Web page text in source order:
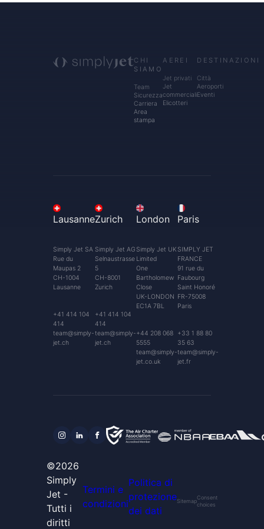
CHI
SIAMO
Team
Sicurezza
Carriera
Area
stampa
AEREI
Jet privati
Jet
commerciali
Elicotteri
DESTINAZIONI
Città
Aeroporti
Eventi
Lausanne
Simply Jet SA
Rue du
Maupas 2
CH-1004
Lausanne
+41 414 104
414
team@simply-
jet.ch
Zurich
Simply Jet AG
Selnaustrasse
5
CH-8001
Zurich
+41 414 104
414
team@simply-
jet.ch
London
Simply Jet UK
Limited
One
Bartholomew
Close
UK-LONDON
EC1A 7BL
+44 208 068
5555
team@simply-
jet.co.uk
Paris
SIMPLY JET
FRANCE
91 rue du
Faubourg
Saint Honoré
FR-75008
Paris
+33 1 88 80
35 63
team@simply-
jet.fr
©2026
Simply
Jet -
Tutti i
diritti
Termini e
condizioni
Politica di
protezione
dei dati
Sitemap
Consent
choices